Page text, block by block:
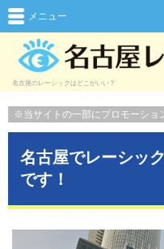
名古屋のレーシックはどこがいい？
メニュー
※当サイトの一部にプロモーショ
名古屋でレーシッ
です！